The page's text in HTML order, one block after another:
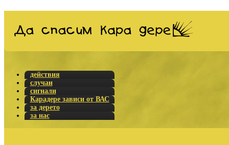
действия
случаи
сигнали
Карадере зависи от ВАС
за дерето
за нас